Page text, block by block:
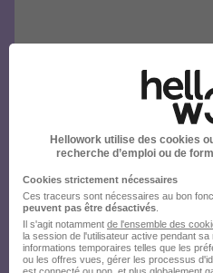
Hellowork utilise des cookies
recherche d’emploi ou de
Cookies strictement nécessaires
Ces traceurs sont nécessaires au bon
peuvent pas être désactivés
Il s'agit notamment de l'ensemble des
la session de l'utilisateur active pendant
informations temporaires telles que les
ou les offres vues, gérer les processus
est connecté ou non, et plus globalement